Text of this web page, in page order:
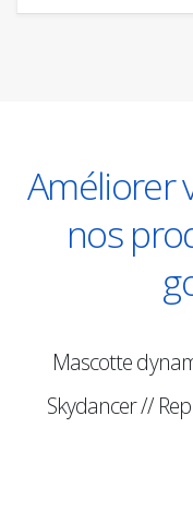
Améliorer
nos
Mascotte
Skydancer //